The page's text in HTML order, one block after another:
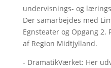
undervisnings- og
Der samarbejdes med
Egnsteater og Opgang
af Region Midtjylland.
- DramatikVærket: Her